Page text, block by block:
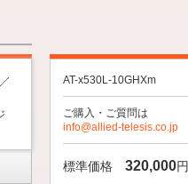
AT-x530L-10GHXm
ご購入・ご質問は
info@allied-telesis.co.jp
標準価格 320,000円